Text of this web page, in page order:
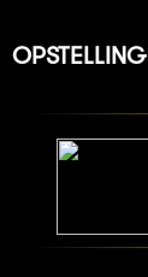
OPSTELLING